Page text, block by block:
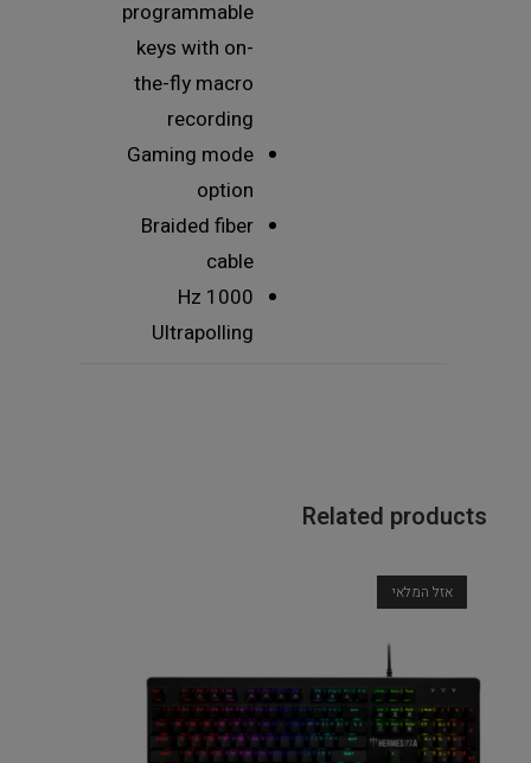
programmable
keys with on-
the-fly macro
recording
Gaming mode
option
Braided fiber
cable
1000 Hz
Ultrapolling
Related products
אזל המלאי